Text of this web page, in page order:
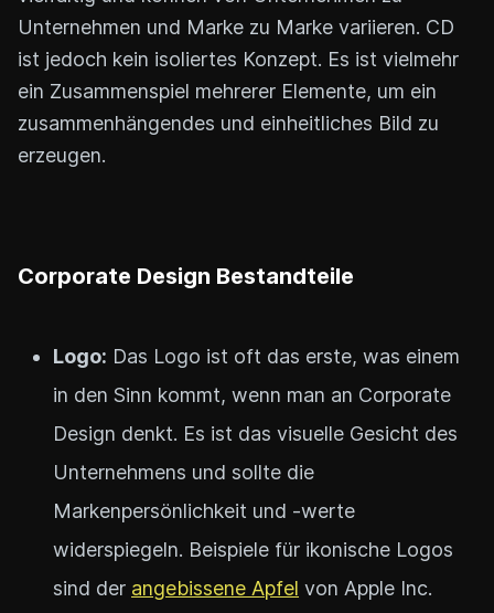
Unternehmen und Marke zu Marke variieren. CD
ist jedoch kein isoliertes Konzept. Es ist vielmehr
ein Zusammenspiel mehrerer Elemente, um ein
zusammenhängendes und einheitliches Bild zu
erzeugen.
Corporate Design Bestandteile
Logo: Das Logo ist oft das erste, was einem
in den Sinn kommt, wenn man an Corporate
Design denkt. Es ist das visuelle Gesicht des
Unternehmens und sollte die
Markenpersönlichkeit und -werte
widerspiegeln. Beispiele für ikonische Logos
sind der angebissene Apfel von Apple Inc.